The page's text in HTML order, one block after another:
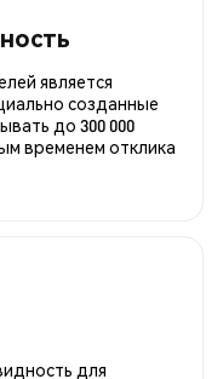
является
созданные
до 300 000
временем отклика
для